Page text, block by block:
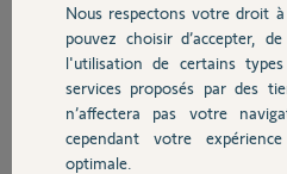
Chauffage
Autres produits
Bertrand M.
il y a plus de 3 ans
Réponses
Nous respectons votre droit
pouvez choisir d’accepter,
l'utilisation de certains
services proposés par des
n’affectera pas votre
cependant votre
optimale.